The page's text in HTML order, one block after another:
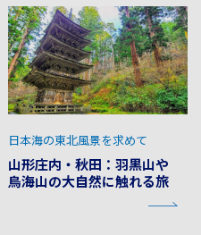
山形庄内・秋田：羽黒山や
鳥海山の大自然に触れる旅
日本海の東北風景を求めて